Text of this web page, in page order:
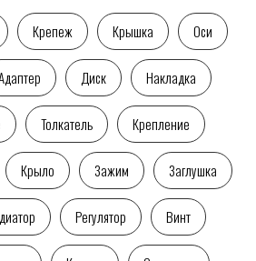
Крепеж Крышка Оси
Диск Накладка
Толкатель Крепление
Крыло Зажим Заглушка
Регулятор Винт